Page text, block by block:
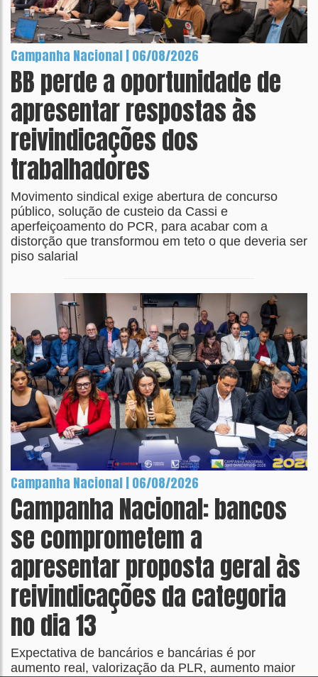
Campanha Nacional | 06/08/2026
BB perde a oportunidade de
apresentar respostas às
reivindicações dos
trabalhadores
Movimento sindical exige abertura de concurso
público, solução de custeio da Cassi e
aperfeiçoamento do PCR, para acabar com a
distorção que transformou em teto o que deveria ser
piso salarial
Campanha Nacional | 06/08/2026
Campanha Nacional: bancos
se comprometem a
apresentar proposta geral às
reivindicações da categoria
no dia 13
Expectativa de bancários e bancárias é por
aumento real, valorização da PLR, aumento maior